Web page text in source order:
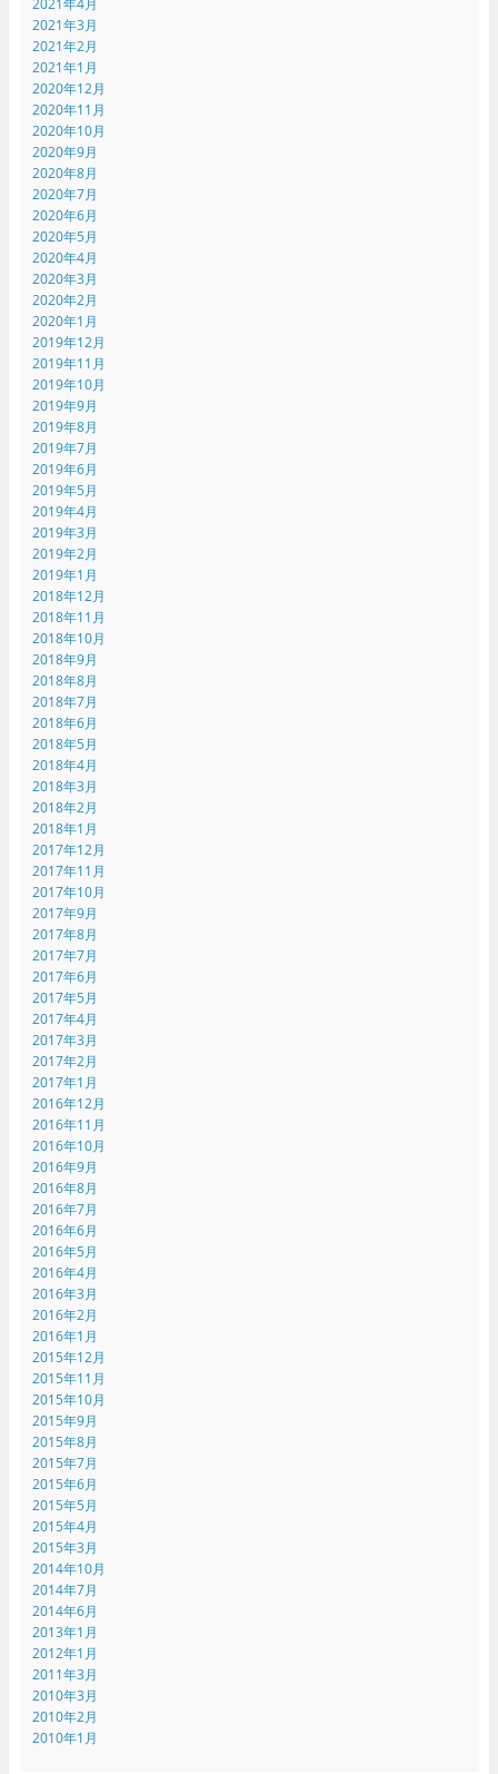
2021年4月
2021年3月
2021年2月
2021年1月
2020年12月
2020年11月
2020年10月
2020年9月
2020年8月
2020年7月
2020年6月
2020年5月
2020年4月
2020年3月
2020年2月
2020年1月
2019年12月
2019年11月
2019年10月
2019年9月
2019年8月
2019年7月
2019年6月
2019年5月
2019年4月
2019年3月
2019年2月
2019年1月
2018年12月
2018年11月
2018年10月
2018年9月
2018年8月
2018年7月
2018年6月
2018年5月
2018年4月
2018年3月
2018年2月
2018年1月
2017年12月
2017年11月
2017年10月
2017年9月
2017年8月
2017年7月
2017年6月
2017年5月
2017年4月
2017年3月
2017年2月
2017年1月
2016年12月
2016年11月
2016年10月
2016年9月
2016年8月
2016年7月
2016年6月
2016年5月
2016年4月
2016年3月
2016年2月
2016年1月
2015年12月
2015年11月
2015年10月
2015年9月
2015年8月
2015年7月
2015年6月
2015年5月
2015年4月
2015年3月
2014年10月
2014年7月
2014年6月
2013年1月
2012年1月
2011年3月
2010年3月
2010年2月
2010年1月